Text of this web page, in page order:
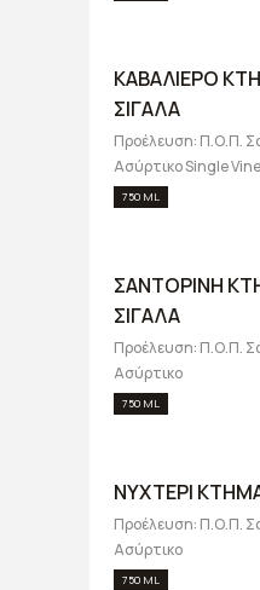
ΚΑΒΑΛΙΕΡΟ
ΣΙΓΑΛΑ
Προέλευση: Π.Ο.Π.
Ασύρτικο Single
750 ML
ΣΑΝΤΟΡΙΝΗ
ΣΙΓΑΛΑ
Προέλευση: Π.Ο.Π.
Ασύρτικο
750 ML
ΝΥΧΤΕΡΙ
Προέλευση: Π.Ο.Π.
Ασύρτικο
750 ML